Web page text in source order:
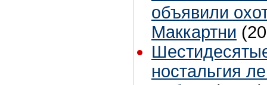
объявили
Маккартни
ностальгия